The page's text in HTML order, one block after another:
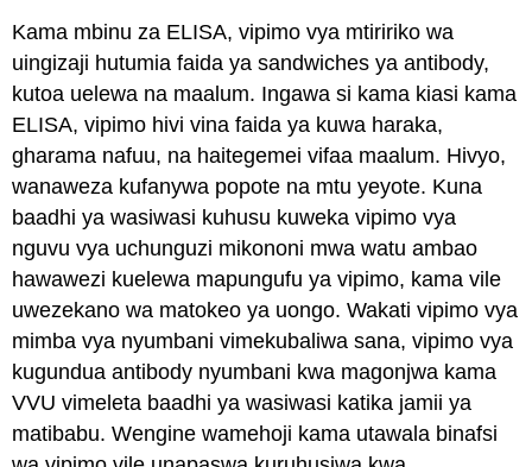
Kama mbinu za ELISA, vipimo vya mtiririko wa
uingizaji hutumia faida ya sandwiches ya antibody,
kutoa uelewa na maalum. Ingawa si kama kiasi kama
ELISA, vipimo hivi vina faida ya kuwa haraka,
gharama nafuu, na haitegemei vifaa maalum. Hivyo,
wanaweza kufanywa popote na mtu yeyote. Kuna
baadhi ya wasiwasi kuhusu kuweka vipimo vya
nguvu vya uchunguzi mikononi mwa watu ambao
hawawezi kuelewa mapungufu ya vipimo, kama vile
uwezekano wa matokeo ya uongo. Wakati vipimo vya
mimba vya nyumbani vimekubaliwa sana, vipimo vya
kugundua antibody nyumbani kwa magonjwa kama
VVU vimeleta baadhi ya wasiwasi katika jamii ya
matibabu. Wengine wamehoji kama utawala binafsi